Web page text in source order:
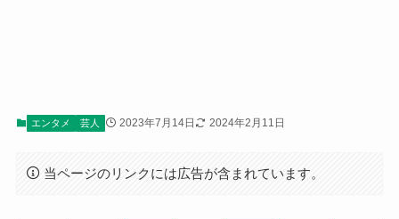
エンタメ 芸人 2023年7月14日 2024年2月11日
当ページのリンクには広告が含まれています。